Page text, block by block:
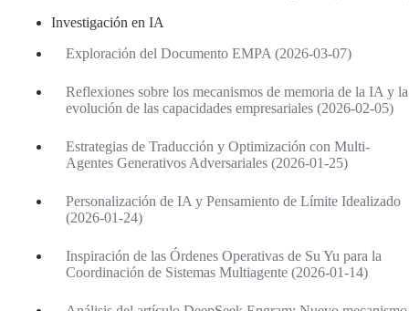
Investigación en IA
Exploración del Documento EMPA (2026-03-07)
Reflexiones sobre los mecanismos de memoria de la IA y la
evolución de las capacidades empresariales (2026-02-05)
Estrategias de Traducción y Optimización con Multi-
Agentes Generativos Adversariales (2026-01-25)
Personalización de IA y Pensamiento de Límite Idealizado
(2026-01-24)
Inspiración de las Órdenes Operativas de Su Yu para la
Coordinación de Sistemas Multiagente (2026-01-14)